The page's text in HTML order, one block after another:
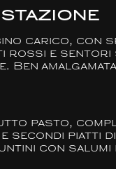
carico, con
e sentori
Ben
pasto,
secondi piatti
con